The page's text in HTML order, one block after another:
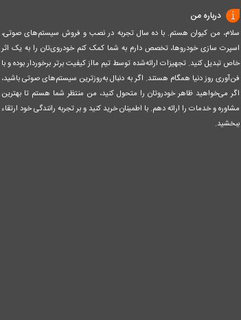
درباره من
سلام، من کیوان هستم. با ده سال تجربه در نصب و فروش سیستم‌های صوتی،
اسپرت سازی خودروها، تخصص دارم به شما کمک کنم خودروی‌تان را به یک اثر
خاص تبدیل کنید. تجهیزات ارائه‌شده توسط تیم مااز کیفیت برتر برخوردار بوده و با
فن‌آوری روز دنیا همگام هستند. اگر به دنبال به‌روزترین سیستم‌های صوتی باشید،
اگر می‌خواهید ظاهر خودروتان را متحول کنید، من منتظر شما هستم تا بهترین
مشاوره و خدمات را ارائه دهم. با اطمینان خرید کنید و بر تجربه رانندگی خود ارتقاء
ببخشید.